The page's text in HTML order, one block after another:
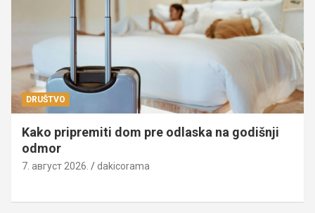
DRUŠTVO
Kako pripremiti dom pre odlaska na godišnji
odmor
7. август 2026. dakicorama